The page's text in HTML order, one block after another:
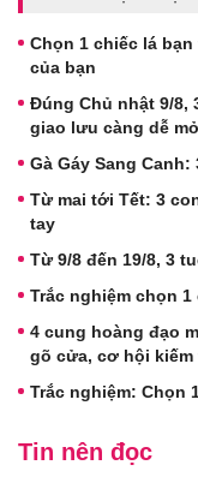
Chọn 1 chiếc lá
của bạn
Đúng Chủ nhật 9/8,
giao lưu càng dễ
Gà Gáy Sang
Từ mai tới Tết: 3
tay
Từ 9/8 đến 19/8, 3
Trắc nghiệm chọn 1
4 cung hoàng đạo
gõ cửa, cơ hội
Trắc nghiệm: Chọn
Tin nên đọc